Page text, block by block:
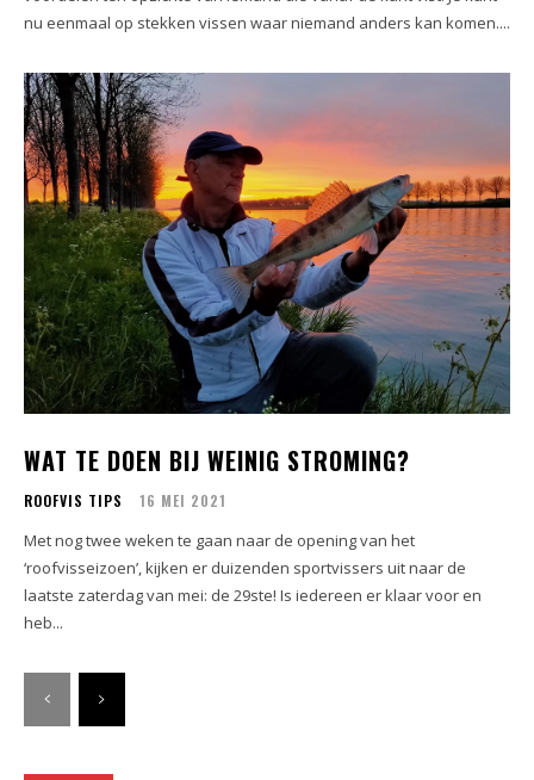
nu eenmaal op stekken vissen waar niemand anders kan komen....
WAT TE DOEN BIJ WEINIG STROMING?
ROOFVIS TIPS 16 MEI 2021
Met nog twee weken te gaan naar de opening van het
‘roofvisseizoen’, kijken er duizenden sportvissers uit naar de
laatste zaterdag van mei: de 29ste! Is iedereen er klaar voor en
heb...